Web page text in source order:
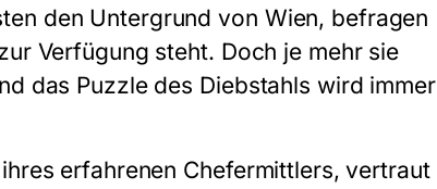
den Untergrund von Wien, befragen
Verfügung steht. Doch je mehr sie
das Puzzle des Diebstahls wird immer
erfahrenen Chefermittlers, vertraut